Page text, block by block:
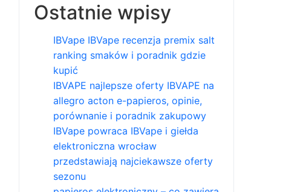
Ostatnie wpisy
IBVape IBVape recenzja premix salt
ranking smaków i poradnik gdzie
kupić
IBVAPE najlepsze oferty IBVAPE na
allegro acton e-papieros, opinie,
porównanie i poradnik zakupowy
IBVape powraca IBVape i giełda
elektroniczna wrocław
przedstawiają najciekawsze oferty
sezonu